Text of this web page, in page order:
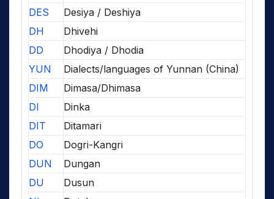
DES
Desiya / Deshiya
DH
Dhivehi
DD
Dhodiya / Dhodia
YUN
Dialects/languages of Yunnan (China)
DIM
Dimasa/Dhimasa
DI
Dinka
DIT
Ditamari
DO
Dogri-Kangri
DUN
Dungan
DU
Dusun